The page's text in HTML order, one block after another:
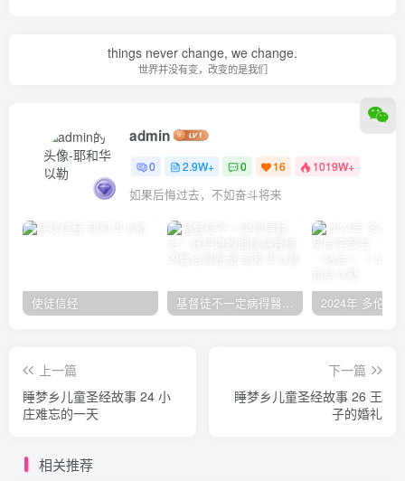
things never change, we change.
世界并没有变，改变的是我们
admin
0 2.9W+ 0 16 1019W+
如果后悔过去，不如奋斗将来
使徒信经 基督徒不一定病得醫治？寇紹恩牧師談基督徒的醫治與盼望
上一篇
睡梦乡儿童圣经故事 24 小
庄难忘的一天
下一篇
睡梦乡儿童圣经故事 26 王
子的婚礼
相关推荐